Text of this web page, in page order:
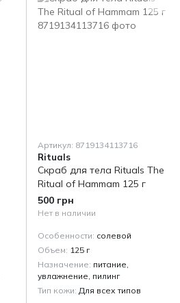
Артикул: 8719134113716
Rituals
Скраб для тела Rituals The
Ritual of Hammam 125 г
500 грн
Нет в наличии
Особенности солевой
Объем 125 г
Назначение питание,
увлажнение, пилинг
Тип кожи Для всех типов